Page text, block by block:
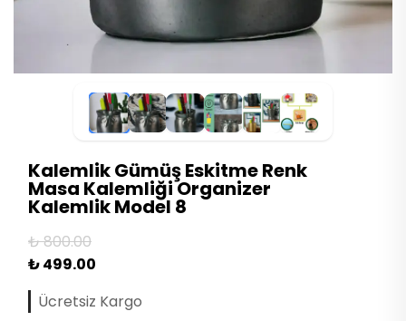
Kalemlik Gümüş Eskitme Renk
Masa Kalemliği Organizer
Kalemlik Model 8
₺ 800.00
₺ 499.00
Ücretsiz Kargo